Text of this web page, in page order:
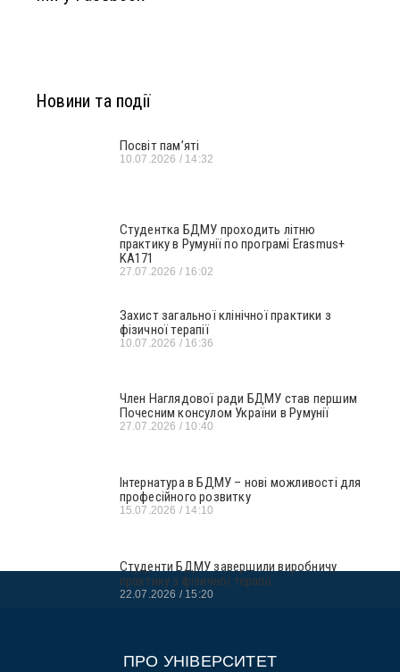
Новини та події
Посвіт пам’яті
10.07.2026 14:32
Студентка БДМУ проходить літню
практику в Румунії по програмі Erasmus+
KA171
27.07.2026 16:02
Захист загальної клінічної практики з
фізичної терапії
10.07.2026 16:36
Член Наглядової ради БДМУ став першим
Почесним консулом України в Румунії
27.07.2026 10:40
Інтернатура в БДМУ – нові можливості для
професійного розвитку
15.07.2026 14:10
Студенти БДМУ завершили виробничу
практику з фізичної терапії
22.07.2026 15:20
ПРО УНІВЕРСИТЕТ